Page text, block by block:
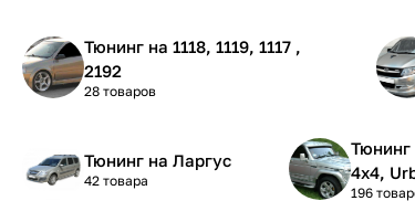
Тюнинг на 1118, 1119, 1117 ,
2192
28 товаров
Тюнинг на Ларгус
42 товара
Тюнинг на 21214-31-
4х4,
196